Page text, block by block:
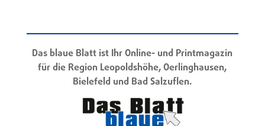
Das blaue Blatt ist Ihr Online- und Printmagazin
für die Region Leopoldshöhe, Oerlinghausen,
Bielefeld und Bad Salzuflen.